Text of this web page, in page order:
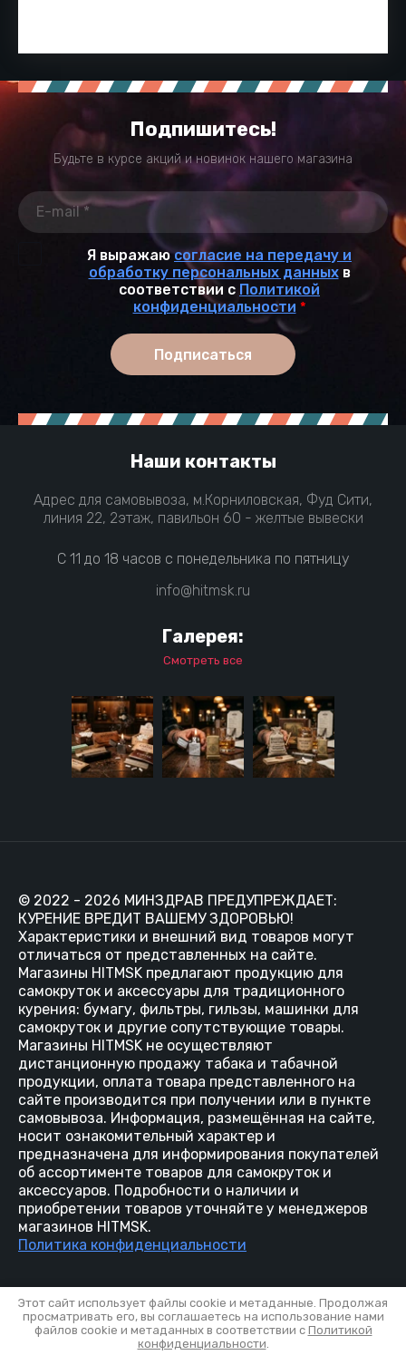
Подпишитесь!
Будьте в курсе акций и новинок нашего магазина
Я выражаюсогласие на передачу и
обработку персональных данныхв
соответствии с Политикой
конфиденциальности *
Подписаться
Наши контакты
Адрес для самовывоза, м.Корниловская, Фуд Сити,
линия 22, 2этаж, павильон 60 - желтые вывески
С 11 до 18 часов с понедельника по пятницу
info@hitmsk.ru
Галерея:
Смотреть все
© 2022 - 2026 МИНЗДРАВ ПРЕДУПРЕЖДАЕТ:
КУРЕНИЕ ВРЕДИТ ВАШЕМУ ЗДОРОВЬЮ!
Характеристики и внешний вид товаров могут
отличаться от представленных на сайте.
Магазины HITMSK предлагают продукцию для
самокруток и аксессуары для традиционного
курения: бумагу, фильтры, гильзы, машинки для
самокруток и другие сопутствующие товары.
Магазины HITMSK не осуществляют
дистанционную продажу табака и табачной
продукции, оплата товара представленного на
сайте производится при получении или в пункте
самовывоза. Информация, размещённая на сайте,
носит ознакомительный характер и
предназначена для информирования покупателей
об ассортименте товаров для самокруток и
аксессуаров. Подробности о наличии и
приобретении товаров уточняйте у менеджеров
магазинов HITMSK.
Политика конфиденциальности
Этот сайт использует файлы cookie и метаданные. Продолжая
просматривать его, вы соглашаетесь на использование нами
файлов cookie и метаданных в соответствии с Политикой
конфиденциальности.